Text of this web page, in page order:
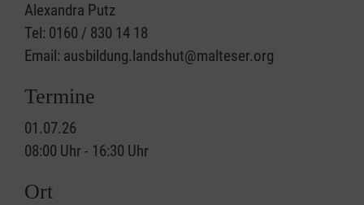
Alexandra Putz
Tel: 0160 / 830 14 18
Email: ausbildung.landshut@malteser.org
Termine
01.07.26
08:00 Uhr - 16:30 Uhr
Ort